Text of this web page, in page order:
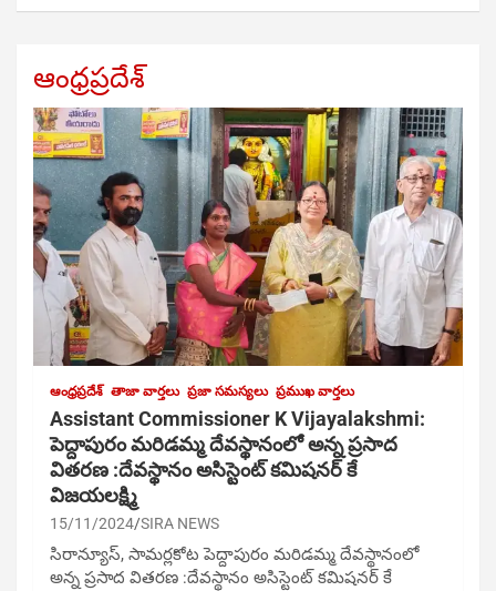
ఆంధ్రప్రదేశ్
ఆంధ్రప్రదేశ్ తాజా వార్తలు ప్రజా సమస్యలు ప్రముఖ వార్తలు
Assistant Commissioner K Vijayalakshmi:
పెద్దాపురం మరిడమ్మ దేవస్థానంలో అన్న ప్రసాద
వితరణ :దేవస్థానం అసిస్టెంట్ కమిషనర్ కే
విజయలక్ష్మి
15/11/2024 SIRA NEWS
సిరాన్యూస్, సామర్లకోట పెద్దాపురం మరిడమ్మ దేవస్థానంలో
అన్న ప్రసాద వితరణ :దేవస్థానం అసిస్టెంట్ కమిషనర్ కే